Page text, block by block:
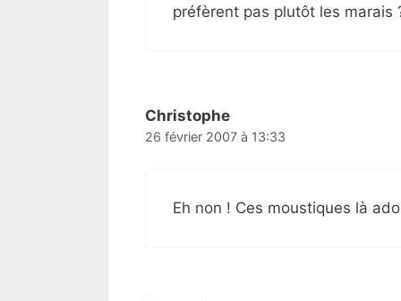
préfèrent pas plutôt les marais
Christophe
26 février 2007 à 13:33
Eh non ! Ces moustiques là